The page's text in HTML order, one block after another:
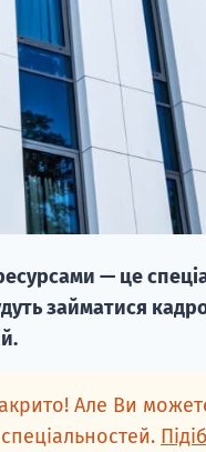
— це
займатися
Але Ви